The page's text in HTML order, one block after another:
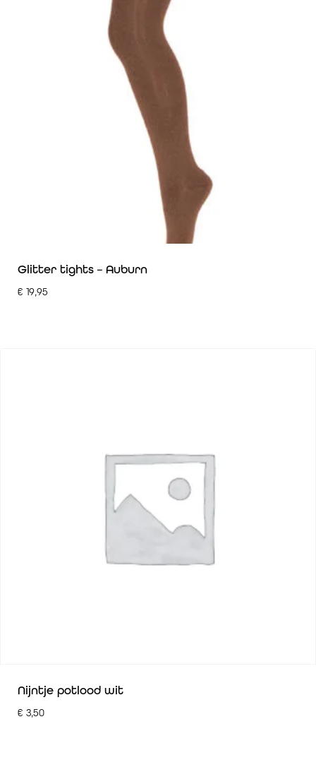
Glitter tights – Auburn
€ 19,95
Nijntje potlood wit
€ 3,50